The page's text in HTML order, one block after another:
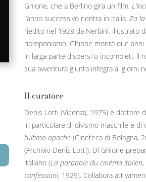
Ghione, che a Berlino gira un film,
l’anno successivo rientra in Italia. Za
riedito nel 1928 da Nerbini, illustrato
riproponiamo. Ghione morirà due
in larga parte dispersi o incompleti, il
sua avventura giunta integra ai giorni
Il curatore
Denis Lotti (Vicenza, 1975) è dottore
in particolare di divismo maschile e di
l’ultimo apache (Cineteca di Bologna,
(Archivio Denis Lotti). Di Ghione
italiano (La parabole du cinéma italien
confessioni, 1929). Collabora